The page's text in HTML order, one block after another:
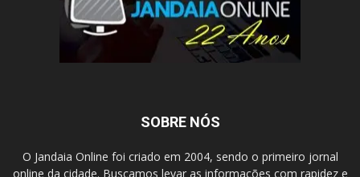
SOBRE NÓS
O Jandaia Online foi criado em 2004, sendo o primeiro jornal
online da cidade. Buscamos levar as informações com rapidez e